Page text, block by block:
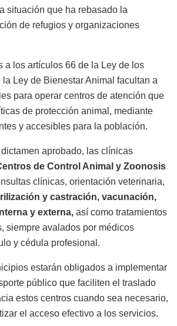
situación que ha rebasado la
de refugios y organizaciones
a los artículos 66 de la Ley de los
Ley de Bienestar Animal facultan a
para operar centros de atención que
de protección animal, mediante
y accesibles para la población.
aprobado, las clínicas
de Control Animal y Zoonosis
clínicas, orientación veterinaria,
y castración, vacunación,
y externa, así como tratamientos
siempre avalados por médicos
y cédula profesional.
estarán obligados a implementar
público que faciliten el traslado
estos centros cuando sea necesario,
el acceso efectivo a los servicios.